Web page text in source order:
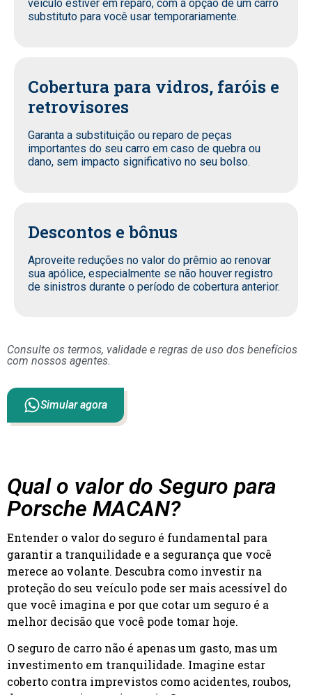
veículo estiver em reparo, com a opção de um carro
substituto para você usar temporariamente.
Cobertura para vidros, faróis e
retrovisores
Garanta a substituição ou reparo de peças
importantes do seu carro em caso de quebra ou
dano, sem impacto significativo no seu bolso.
Descontos e bônus
Aproveite reduções no valor do prêmio ao renovar
sua apólice, especialmente se não houver registro
de sinistros durante o período de cobertura anterior.
Consulte os termos, validade e regras de uso dos benefícios
com nossos agentes.
Simular agora
Qual o valor do Seguro para
Porsche MACAN?
Entender o valor do seguro é fundamental para
garantir a tranquilidade e a segurança que você
merece ao volante. Descubra como investir na
proteção do seu veículo pode ser mais acessível do
que você imagina e por que cotar um seguro é a
melhor decisão que você pode tomar hoje.
O seguro de carro não é apenas um gasto, mas um
investimento em tranquilidade. Imagine estar
coberto contra imprevistos como acidentes, roubos,